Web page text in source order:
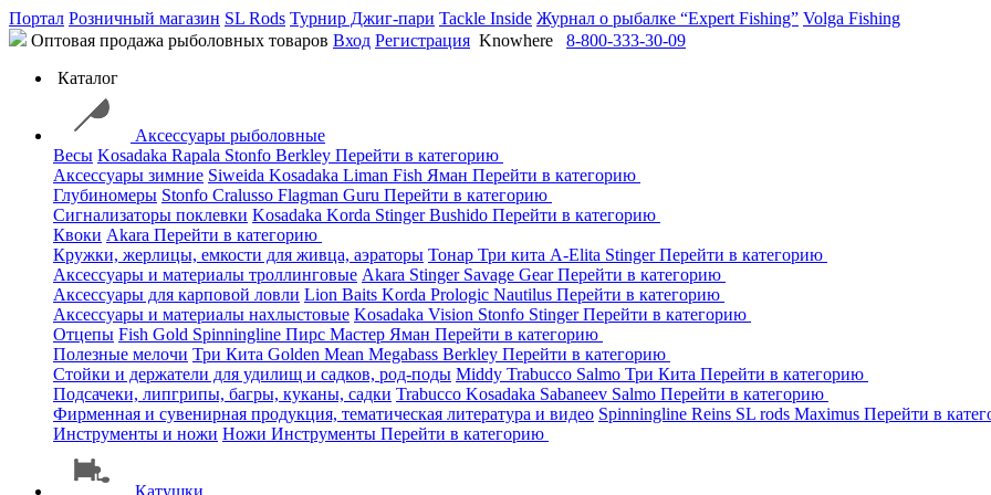
Портал Розничный магазин SL Rods Турнир Джиг-пари Tackle Inside Журнал о рыбалке “Expert Fishing” Volga Fishing
Оптовая продажа рыболовных товаров Вход Регистрация Knowhere
8-800-333-30-09
Каталог
Аксессуары рыболовные
Весы Kosadaka Rapala Stonfo Berkley Перейти в категорию
Аксессуары зимние Siweida Kosadaka Liman Fish Яман Перейти в категорию
Глубиномеры Stonfo Cralusso Flagman Guru Перейти в категорию
Сигнализаторы поклевки Kosadaka Korda StingerBushido Перейти в категорию
Квоки Akara Перейти в категорию
Кружки, жерлицы, емкости для живца, аэраторы Тонар Три кита A-Elita StingerПерейти в категорию
Аксессуары и материалы троллинговые Akara Stinger Savage GearПерейти в категорию
Аксессуары для карповой ловли Lion Baits Korda Prologic Nautilus Перейти в категорию
Аксессуары и материалы нахлыстовые Kosadaka Vision Stonfo StingerПерейти в категорию
Отцепы Fish Gold Spinningline Пирс Мастер Яман Перейти в категорию
Полезные мелочи Три Кита Golden Mean Megabass Berkley Перейти в категорию
Стойки и держатели для удилищ и садков, род-поды Middy Trabucco Salmo Три Кита Перейти в категорию
Подсачеки, липгрипы, багры, куканы, садки Trabucco Kosadaka Sabaneev Salmo Перейти в категорию
Фирменная и сувенирная продукция, тематическая литература и видео Spinningline Reins SL rods Maximus Перейти в
Инструменты и ножи Ножи Инструменты Перейти в категорию
Катушки